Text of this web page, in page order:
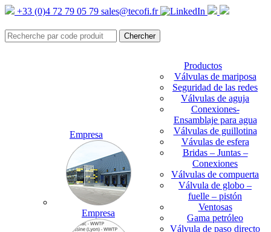
+33 (0)4 72 79 05 79 sales@tecofi.fr
Empresa
Empresa
Productos
Válvulas de mariposa
Seguridad de las redes
Válvulas de aguja
Conexiones-
Ensamblaje para agua
Válvulas de guillotina
Vávulas de esfera
Bridas – Juntas –
Conexiones
Válvulas de compuerta
Válvula de globo –
fuelle – pistón
Ventosas
Gama petróleo
Válvula de paso directo